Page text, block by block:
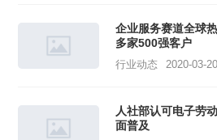
企业服务赛道全球
多家500强客户
行业动态 2020-03-20
人社部认可电子劳
面普及